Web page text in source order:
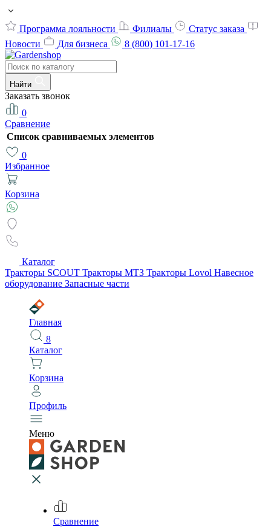
Программа лояльности Филиалы
Статус заказа
Новости
Для бизнеса 8 (800) 101-17-16
Найти
Заказать звонок
0
Сравнение
Список сравниваемых элементов
0
Избранное
Корзина
Каталог
Тракторы SCOUT Тракторы МТЗ Тракторы Lovol Навесное
оборудование Запасные части
Главная
8
Каталог
Корзина
Профиль
Меню
Сравнение